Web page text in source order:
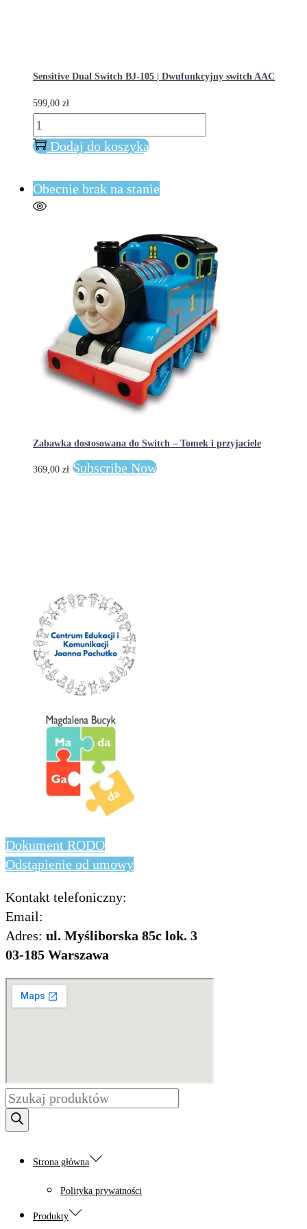
Sensitive Dual Switch BJ-105 | Dwufunkcyjny switch AAC
599,00 zł
ilość
Sensitive
Switch
BJ-
Dwufunkcyjny
Dodaj do koszyka
Obecnie brak na stanie
Zabawka dostosowana do Switch – Tomek i przyjaciele
369,00 zł Subscribe Now
Dokument RODO
Odstąpienie od umowy
Kontakt telefoniczny:
Email:
Adres: ul. Myśliborska 85c lok. 3
03-185 Warszawa
Wyszukiwarka
produktów
Strona główna
Polityka prywatności
Produkty